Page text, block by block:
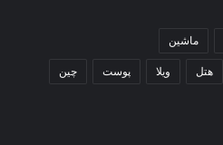
ماشین
هتل ویلا پوست چین